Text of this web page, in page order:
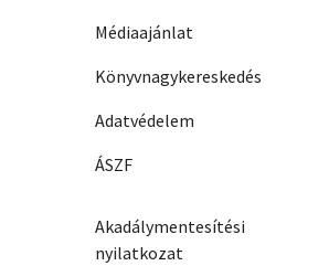
Médiaajánlat
Könyvnagykereskedés
Adatvédelem
ÁSZF
Akadálymentesítési
nyilatkozat